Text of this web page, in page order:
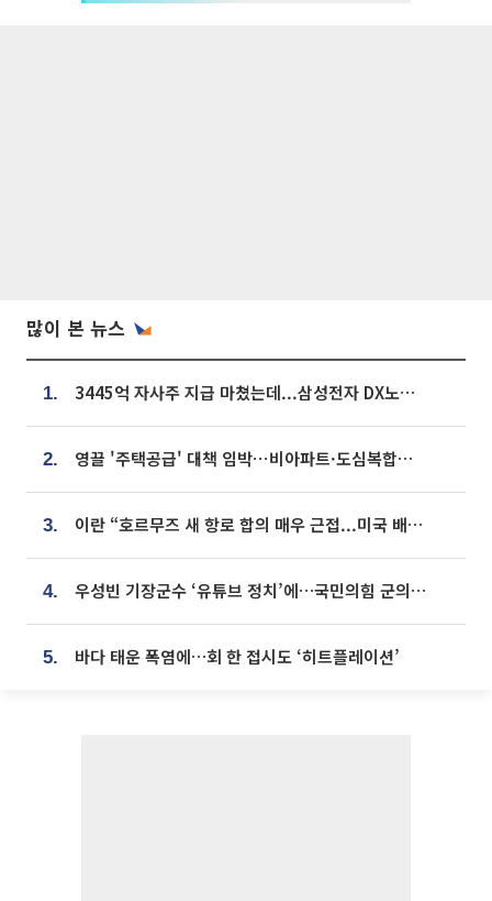
많이 본 뉴스
1. 3445억 자사주 지급 마쳤는데...삼성전자 DX노조, 뒤늦은 '떼쓰기 집회'
2. 영끌 '주택공급' 대책 임박⋯비아파트·도심복합까지 총동원
3. 이란 “호르무즈 새 항로 합의 매우 근접...미국 배상 먼저”
4. 우성빈 기장군수 ‘유튜브 정치’에…국민의힘 군의원들 집단 반발
5. 바다 태운 폭염에…회 한 접시도 ‘히트플레이션’